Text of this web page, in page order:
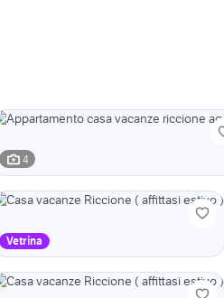
4
Vetrina